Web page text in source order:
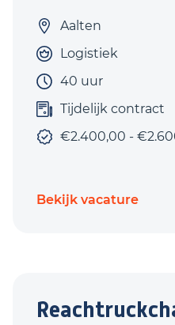
Aalten
Logistiek
40 uur
Tijdelijk contract
€2.400,00 -
Bekijk vacature